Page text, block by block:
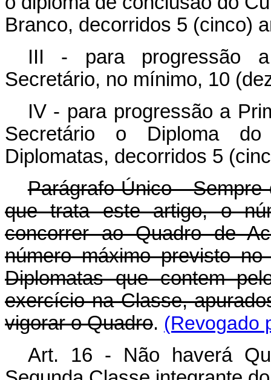
Branco, decorridos 5 (cinco)
III - para progressão
Secretário, no mínimo, 10
IV - para progressão a
Secretário o Diploma
Diplomatas, decorridos 5
Parágrafo Único -
que trata este artigo, o
concorrer ao Quadro de
número máximo previsto
Diplomatas que contem
exercício na Classe,
vigorar o Quadro. (Revogado
Art. 16 - Não haverá